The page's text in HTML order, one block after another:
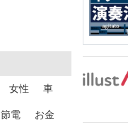
女性 車
節電 お金